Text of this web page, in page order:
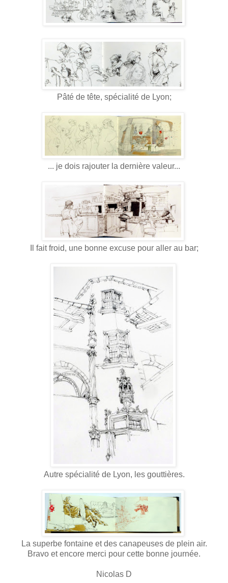
Pâté de tête, spécialité de Lyon;
... je dois rajouter la dernière valeur...
Il fait froid, une bonne excuse pour aller au bar;
Autre spécialité de Lyon, les gouttières.
La superbe fontaine et des canapeuses de plein air.
Bravo et encore merci pour cette bonne journée.
Nicolas D